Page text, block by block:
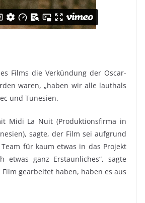
Films die Verkündung der Oscar-
waren, „haben wir alle lauthals
und Tunesien.
Midi La Nuit (Produktionsfirma in
sagte, der Film sei aufgrund
für kaum etwas in das Projekt
ganz Erstaunliches“, sagte
gearbeitet haben, haben es aus